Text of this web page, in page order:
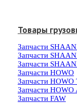
Товары
Запчасти
Запчасти
Запчасти
Запчасти HOWO
Запчасти HOWO
Запчасти HOWO
Запчасти FAW